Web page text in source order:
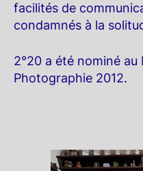
facilités de
condamnés à la
2°20 a été nominé au
Photographie 2012.